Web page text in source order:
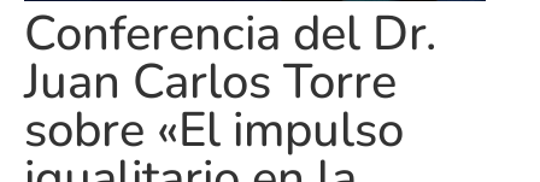
Conferencia del Dr.
Juan Carlos Torre
sobre «El impulso